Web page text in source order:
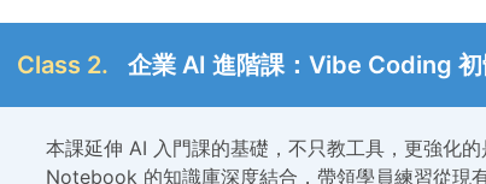
Class 2. 企業 AI 進階課：Vibe Coding
本課延伸 AI 入門課的基礎，不只教工具，更強化
Notebook 的知識庫深度結合，帶領學員練習從現